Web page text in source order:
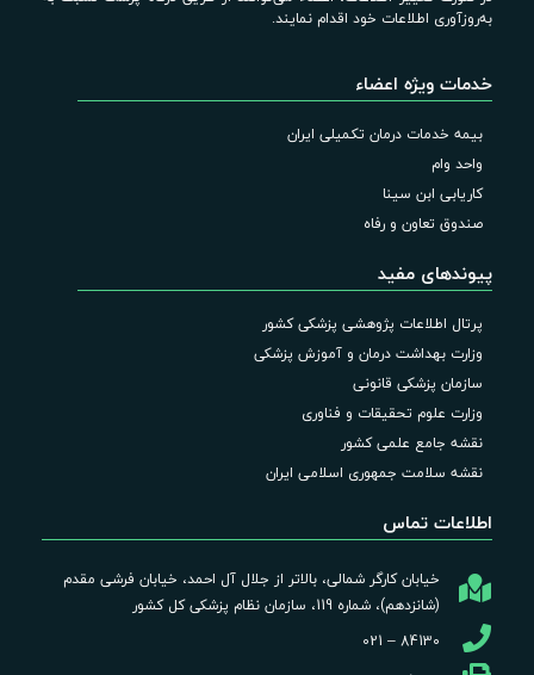
به‌روزآوری اطلاعات خود اقدام نمایند.
خدمات ویژه اعضاء
بیمه خدمات درمان تکمیلی ایران
واحد وام
کاریابی ابن سینا
صندوق تعاون و رفاه
پیوندهای مفید
پرتال اطلاعات پژوهشی پزشکی کشور
وزارت بهداشت درمان و آموزش پزشکی
سازمان پزشکی قانونی
وزارت علوم تحقیقات و فناوری
نقشه جامع علمی کشور
نقشه سلامت جمهوری اسلامی ایران
اطلاعات تماس
خیابان کارگر شمالی، بالاتر از جلال آل احمد، خیابان فرشی مقدم
(شانزدهم)، شماره 119، سازمان نظام پزشکی کل کشور
84130 – 021